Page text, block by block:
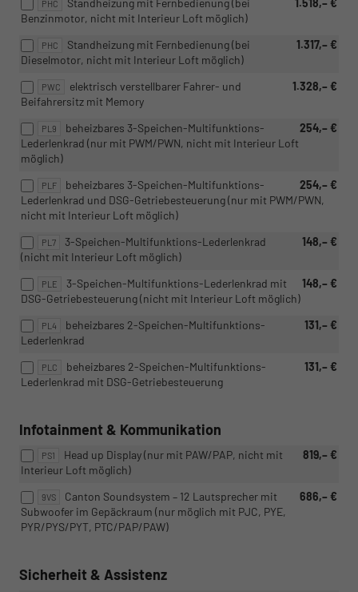
PHC 1.518,– €
Standheizung mit Fernbedienung (bei
Benzinmotor, nicht mit Interieur Loft möglich)
PHC 1.317,– €
Standheizung mit Fernbedienung (bei
Dieselmotor, nicht mit Interieur Loft möglich)
PWC 1.328,– €
elektrisch verstellbarer Fahrer- und
Beifahrersitz mit Memory
PL9 254,– €
beheizbares 3-Speichen-Multifunktions-
Lederlenkrad (nur mit PWM/PWN, nicht mit Interieur Loft
möglich)
PLF 254,– €
beheizbares 3-Speichen-Multifunktions-
Lederlenkrad und DSG-Getriebesteuerung (nur mit PWM/PWN,
nicht mit Interieur Loft möglich)
PL7 148,– €
3-Speichen-Multifunktions-Lederlenkrad
(nicht mit Interieur Loft möglich)
PLE 148,– €
3-Speichen-Multifunktions-Lederlenkrad mit
DSG-Getriebesteuerung (nicht mit Interieur Loft möglich)
PL4 131,– €
beheizbares 2-Speichen-Multifunktions-
Lederlenkrad
PLC 131,– €
beheizbares 2-Speichen-Multifunktions-
Lederlenkrad mit DSG-Getriebesteuerung
Infotainment & Kommunikation
PS1 819,– €
Head up Display (nur mit PAW/PAP, nicht mit
Interieur Loft möglich)
9VS 686,– €
Canton Soundsystem – 12 Lautsprecher mit
Subwoofer im Gepäckraum (nur möglich mit PJC, PYE,
PYR/PYS/PYT, PTC/PAP/PAW)
Sicherheit & Assistenz